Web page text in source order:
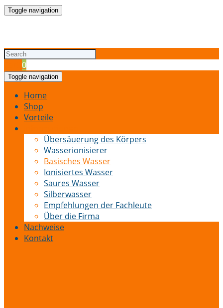
Toggle navigation
0
Toggle navigation
Home
Shop
Vorteile
Übersäuerung des Körpers
Wasserionisierer
Basisches Wasser
Ionisiertes Wasser
Saures Wasser
Silberwasser
Empfehlungen der Fachleute
Über die Firma
Nachweise
Kontakt